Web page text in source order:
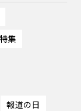
集
報道の日